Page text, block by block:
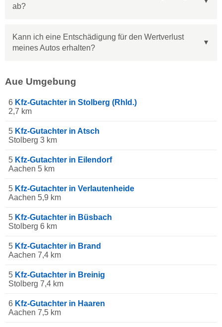
ab?
Kann ich eine Entschädigung für den Wertverlust
meines Autos erhalten?
Aue Umgebung
6 Kfz-Gutachter in Stolberg (Rhld.)
2,7 km
5 Kfz-Gutachter in Atsch
Stolberg 3 km
5 Kfz-Gutachter in Eilendorf
Aachen 5 km
5 Kfz-Gutachter in Verlautenheide
Aachen 5,9 km
5 Kfz-Gutachter in Büsbach
Stolberg 6 km
5 Kfz-Gutachter in Brand
Aachen 7,4 km
5 Kfz-Gutachter in Breinig
Stolberg 7,4 km
6 Kfz-Gutachter in Haaren
Aachen 7,5 km